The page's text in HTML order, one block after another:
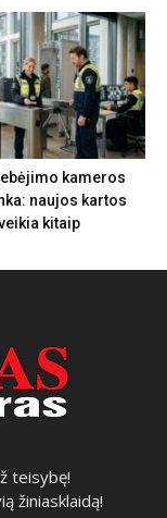
kameros
naujos kartos
kitaip
teisybę!
žiniasklaidą!